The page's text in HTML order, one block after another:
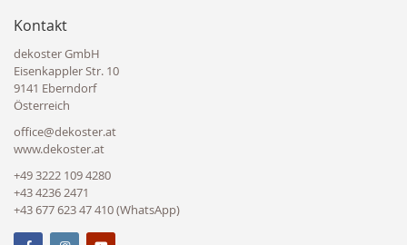
Kontakt
dekoster GmbH
Eisenkappler Str. 10
9141 Eberndorf
Österreich
office@dekoster.at
www.dekoster.at
+49 3222 109 4280
+43 4236 2471
+43 677 623 47 410 (WhatsApp)